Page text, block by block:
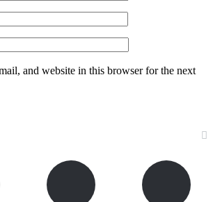
and website in this browser for the next